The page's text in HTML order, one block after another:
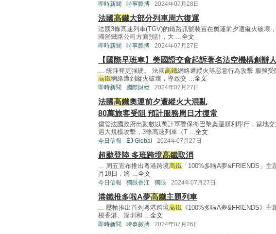
即時新聞 時事脈搏 2024年07月28日
法國高鐵大部分列車周六復運
法國3條高速列車(TGV)的鐵路訊號裝置在奧運前夕遭縱火破壞
國營鐵路公司方面預計，大 ...全文
即時新聞 時事脈搏 2024年07月27日
【國際早班車】美國證交會起訴著名沽空機構創辦人
... 統拜登更強硬。 法國高鐵網絡遭縱火等惡意行為攻擊 服務
高鐵網絡遭到縱火破壞，導致交 ...全文
即時新聞 國際財經 2024年07月27日
法國高鐵奧運前夕遭縱火大混亂
80萬旅客受阻 預計服務周日才復常
儘管法國政府出動數以萬計軍警保衞巴黎奧運順利舉行，當地
遇大規模攻擊，3條高速列車（T ...全文
今日信報 EJ Global 2024年07月27日
超颱登陸 多班跨境高鐵取消
... 周五宣布推出粵港跨境高鐵 「100%多啦A夢&FRIENDS」
月18日，將 ...全文
今日信報 獨眼香江 獨眼 2024年07月27日
港鐵推多啦A夢高鐵主題列車
... 壓軸推出首列粵港跨境高鐵 《100%多啦A夢&FRIENDS》
梭香港、深圳和 ...全文
即時新聞 時事脈搏 2024年07月26日